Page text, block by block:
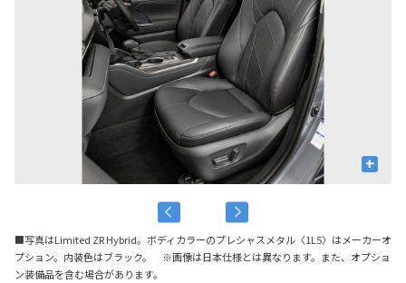
+
■写真はLimited ZR Hybrid。ボディカラーのプレシャスメタル〈1L5〉はメーカーオ
プション。内装色はブラック。 ※画像は日本仕様とは異なります。また、オプショ
ン装備品を含む場合があります。